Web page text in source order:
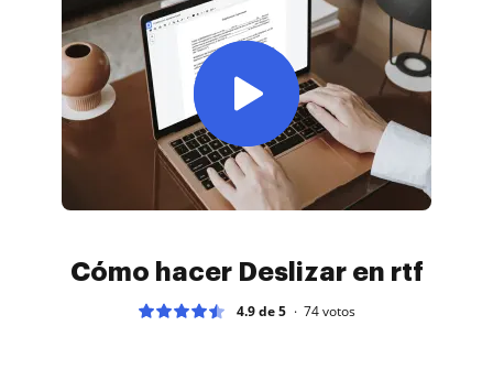
Cómo hacer Deslizar en rtf
4.9 de 5 74votos